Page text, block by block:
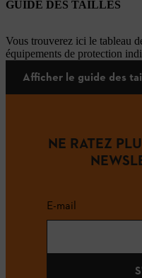
GUIDE DES TAILLES
Vous trouverez ici le tableau
équipements de protection
Afficher le guide des
NE RATEZ
E-mail